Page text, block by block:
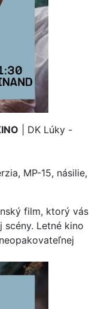
| DK Lúky -
MP-15, násilie,
film, ktorý vás
scény. Letné kino